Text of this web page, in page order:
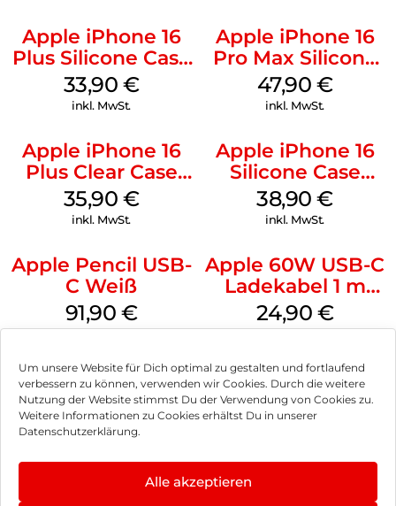
Um unsere Website für Dich optimal zu gestalten und fortlaufend
verbessern zu können, verwenden wir Cookies. Durch die weitere
Nutzung der Website stimmst Du der Verwendung von Cookies zu.
Weitere Informationen zu Cookies erhältst Du in unserer
Datenschutzerklärung.
Alle akzeptieren
Apple iPhone 16
Plus Silicone Case
MagSafe Lake
Green
33,90 €
inkl. MwSt.
Apple iPhone 16
Pro Max Silicone
Case MagSafe
Black
47,90 €
inkl. MwSt.
Apple iPhone 16
Plus Clear Case
MagSafe
Transparent
35,90 €
inkl. MwSt.
Apple iPhone 16
Silicone Case
MagSafe
Ultramarine
38,90€
inkl. MwSt.
Apple Pencil USB-
C Weiß
91,90 €
inkl. MwSt.
Apple 60W USB-C
Ladekabel 1 m
Weiß
24,90 €
inkl. MwSt.
Impressum
AGB
Datenschutz